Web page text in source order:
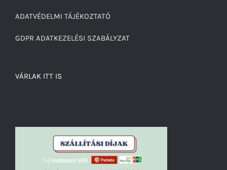
ADATVÉDELMI TÁJÉKOZTATÓ
GDPR ADATKEZELÉSI SZABÁLYZAT
VÁRLAK ITT IS